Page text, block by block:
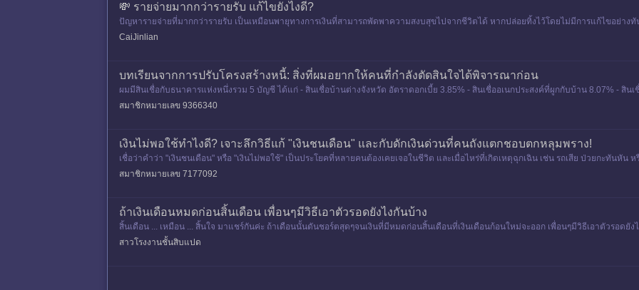
💸 รายจ่ายมากกว่ารายรับ แก้ไขยังไงดี?
ปัญหารายจ่ายที่มากกว่ารายรับ เป็นเหมือนพายุทางการเงินที่สามารถพัดพาความสงบสุขไปจากชีวิตได้ หากปล่อยทิ้งไว้โดยไม่มีการแก้ไขอย่า
และบั่นทอนโอกาสใ
CaiJinlian
บทเรียนจากการปรับโครงสร้างหนี้: สิ่งที่ผมอยากให้คนที่กำลังตัดสินใจได้พิจารณาก่อน
ผมมีสินเชื่อกับธนาคารแห่งหนึ่งรวม 5 บัญชี ได้แก่ - สินเชื่อบ้านต่างจังหวัด อัตราดอกเบี้ย 3.85% - สินเชื่ออเนกประสงค์ที่ผูกกับบ้าน 8.07% - สิน
9.07%
สมาชิกหมายเลข 9366340
เงินไม่พอใช้ทำไงดี? เจาะลึกวิธีแก้ "เงินชนเดือน" และกับดักเงินด่วนที่คนถังแตกชอบตกหลุมพราง!
เชื่อว่าคำว่า "เงินชนเดือน" หรือ "เงินไม่พอใช้" เป็นประโยคที่หลายคนต้องเคยเจอในชีวิต และเมื่อไหร่ที่เกิดเหตุฉุกเฉิน เช่น รถเสีย ป่วยกะทันหัน
สมาชิกหมายเลข 7177092
ถ้าเงินเดือนหมดก่อนสิ้นเดือน เพื่อนๆมีวิธีเอาตัวรอดยังไงกันบ้าง
สิ้นเดือน ... เหมือน ... สิ้นใจ มาแชร์กันค่ะ ถ้าเดือนนั้นดันชอร์ตสุดๆจนเงินที่มีหมดก่อนสิ้นเดือนที่เงินเดือนก้อนใหม่จะออก เพื่อนๆมีวิธีเอาตัวรอดยั
สาวโรงงานชั้นสิบแปด